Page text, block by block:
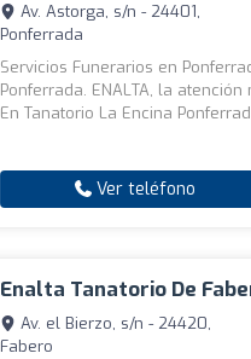
Av. Astorga, s/n - 24401,
Ponferrada
Servicios Funerarios en
Ponferrada. ENALTA, la
En Tanatorio La Encina
Ver teléfono
Enalta Tanatorio De
Av. el Bierzo, s/n - 24420,
Fabero